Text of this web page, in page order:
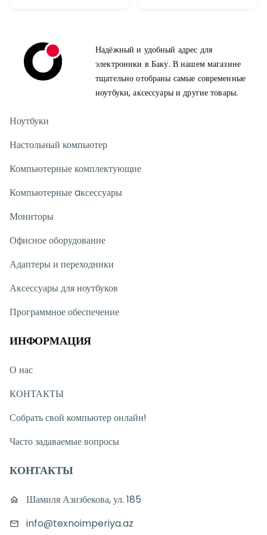
Надёжный и удобный адрес для
электроники в Баку. В нашем магазине
тщательно отобраны самые современные
ноутбуки, аксессуары и другие товары.
Ноутбуки
Настольный компьютер
Компьютерные комплектующие
Компьютерные aксессуары
Мониторы
Офисное оборудование
Адаптеры и переходники
Аксессуары для ноутбуков
Программное обеспечение
ИНФОРМАЦИЯ
О нас
КОНТАКТЫ
Собрать свой компьютер онлайн!
Часто задаваемые вопросы
КОНТАКТЫ
Шамиля Азизбекова, ул. 185
info@texnoimperiya.az